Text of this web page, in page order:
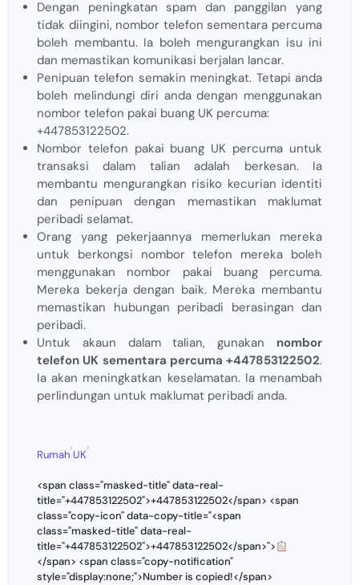
Dengan peningkatan spam dan panggilan yang
tidak diingini, nombor telefon sementara percuma
boleh membantu. Ia boleh mengurangkan isu ini
dan memastikan komunikasi berjalan lancar.
Penipuan telefon semakin meningkat. Tetapi anda
boleh melindungi diri anda dengan menggunakan
nombor telefon pakai buang UK percuma:
+447853122502.
Nombor telefon pakai buang UK percuma untuk
transaksi dalam talian adalah berkesan. Ia
membantu mengurangkan risiko kecurian identiti
dan penipuan dengan memastikan maklumat
peribadi selamat.
Orang yang pekerjaannya memerlukan mereka
untuk berkongsi nombor telefon mereka boleh
menggunakan nombor pakai buang percuma.
Mereka bekerja dengan baik. Mereka membantu
memastikan hubungan peribadi berasingan dan
peribadi.
Untuk akaun dalam talian, gunakan nombor
telefon UK sementara percuma +447853122502.
Ia akan meningkatkan keselamatan. Ia menambah
perlindungan untuk maklumat peribadi anda.
Rumah
›
UK
›
<span class="masked-title" data-real-
title="+447853122502">+447853122502</span> <span
class="copy-icon" data-copy-title="<span
class="masked-title" data-real-
title="+447853122502">+447853122502</span>">
</span> <span class="copy-notification"
style="display:none;">Number is copied!</span>